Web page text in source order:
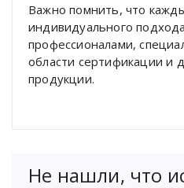
Важно помнить, что
индивидуального
профессионалами,
области сертификации и
продукции.
Не нашли, что